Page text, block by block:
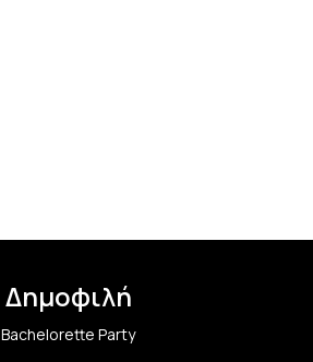
Δημοφιλή
Bachelorette Party